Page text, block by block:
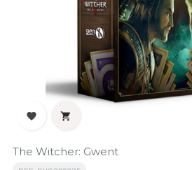
 
The Witcher: Gwent